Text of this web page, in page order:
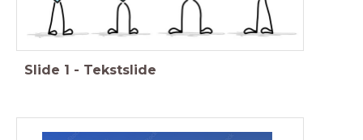
Slide 1 - Tekstslide